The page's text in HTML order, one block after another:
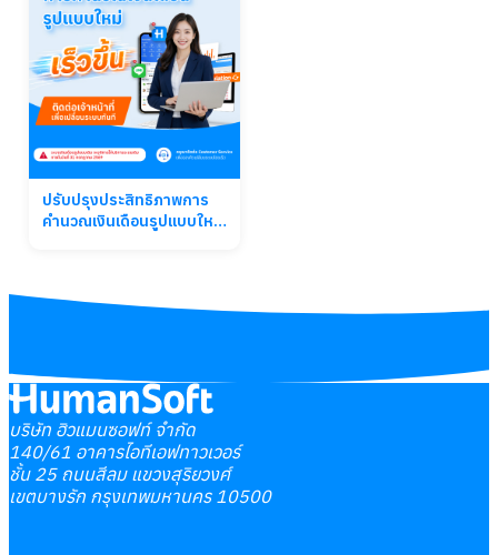
ปรับปรุงประสิทธิภาพการ
คำนวณเงินเดือนรูปแบบใหม่
บริษัท ฮิวแมนซอฟท์ จำกัด
140/61 อาคารไอทีเอฟทาวเวอร์
ชั้น 25 ถนนสีลม แขวงสุริยวงศ์
เขตบางรัก กรุงเทพมหานคร 10500